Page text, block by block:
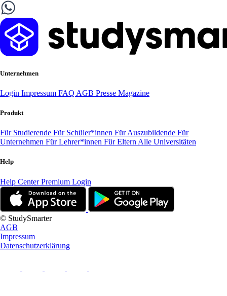
Unternehmen
Login Impressum FAQ AGB Presse Magazine
Produkt
Für Studierende Für Schüler*innen Für Auszubildende Für
Unternehmen Für Lehrer*innen Für Eltern Alle Universitäten
Help
Help CenterPremium Login
© StudySmarter
AGB
Impressum
Datenschutzerklärung